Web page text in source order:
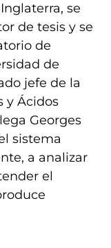
se
de tesis y se
de
de
jefe de la
y Ácidos
Georges
sistema
a analizar
el